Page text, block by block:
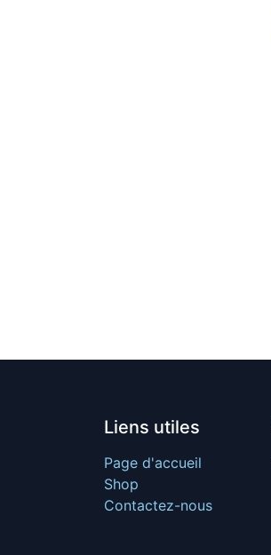
Liens utiles
Page d'accueil
Shop
Contactez-nous